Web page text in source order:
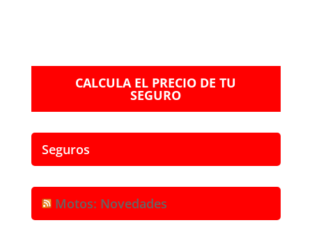
CALCULA EL PRECIO DE TU
SEGURO
Seguros
Motos: Novedades